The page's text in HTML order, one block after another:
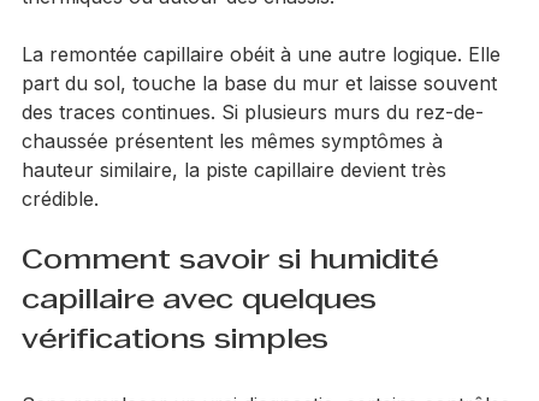
certaines chambres. On voit alors des moisissures
noires, souvent dans les angles, sur les ponts
thermiques ou autour des châssis.
La remontée capillaire obéit à une autre logique. Elle
part du sol, touche la base du mur et laisse souvent
des traces continues. Si plusieurs murs du rez-de-
hauteur similaire, la piste capillaire devient très
crédible.
Comment savoir si humidité